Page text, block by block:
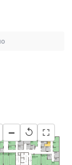
− ↺
Лифтовый холл
Тамбур-шлюз Тамбур-шлюз
м²
MM142MM143
24.8 м²
MM144
31.8 м²
MM145
28.0 м²
H77
8.5 м²
H78
8.9 м²
H80
6.7 м²
H81
7.3 м²
H83
H85
9.8 м²
H86
H88
6.4 м²
H89
7.0 м²
H90
H91
6.5 м²
H93
H94
8.7 м²
H95
H96
8.5 м²
H97
5.1 м²
H98
8.4 м²
H99
6.2 м²